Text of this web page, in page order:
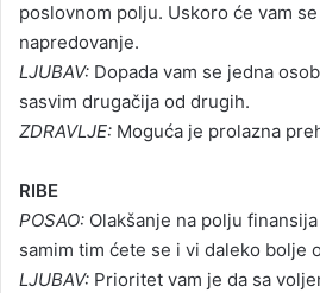
poslovnom polju. Uskoro će vam
napredovanje.
LJUBAV: Dopada vam se jedna
sasvim drugačija od drugih.
ZDRAVLJE: Moguća je prolazna
RIBE
POSAO: Olakšanje na polju
samim tim ćete se i vi daleko bolje
LJUBAV: Prioritet vam je da sa